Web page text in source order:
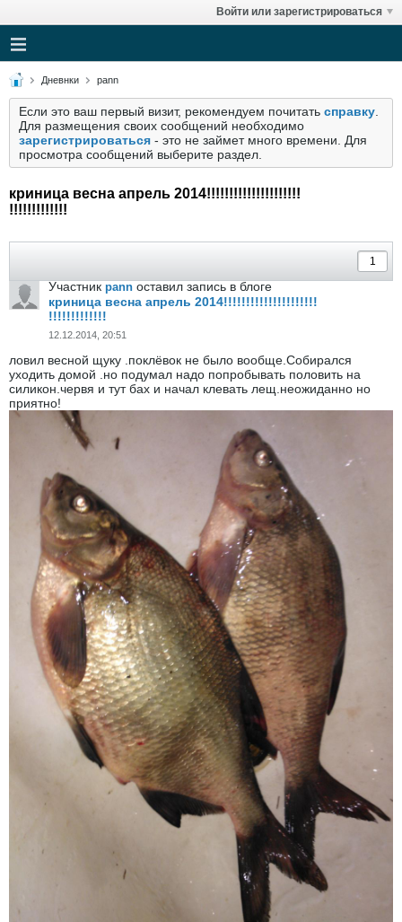
Войти или зарегистрироваться
Дневнки pann
Если это ваш первый визит, рекомендуем почитать справку
Для размещения своих сообщений необходимо
зарегистрироваться - это не займет много времени. Для
просмотра сообщений выберите раздел.
криница весна апрель 2014!!!!!!!!!!!!!!!!!!!!!
!!!!!!!!!!!!!
Участник pann оставил запись в блоге
криница весна апрель 2014!!!!!!!!!!!!!!!!!!!!!
!!!!!!!!!!!!!
12.12.2014, 20:51
ловил весной щуку .поклёвок не было вообще.Собирался
уходить домой .но подумал надо попробывать половить на
силикон.червя и тут бах и начал клевать лещ.неожиданно но
приятно!